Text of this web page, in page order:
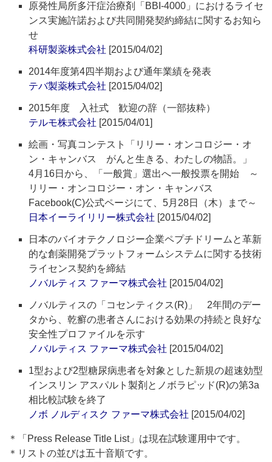
原発性局所多汗症治療剤「BBI-4000」におけるライセ
ンス実施許諾および共同開発契約締結に関するお知ら
せ
科研製薬株式会社 [2015/04/02]
2014年度第4四半期および通年業績を発表
テバ製薬株式会社 [2015/04/02]
2015年度 入社式 歓迎の辞（一部抜粋）
テルモ株式会社 [2015/04/01]
絵画・写真コンテスト「リリー・オンコロジー・オ
ン・キャンバス がんと生きる、わたしの物語。」
4月16日から、「一般賞」選出へ一般投票を開始 ～
リリー・オンコロジー・オン・キャンバス
Facebook(C)公式ページにて、5月28日（木）まで～
日本イーライリリー株式会社 [2015/04/02]
日本のバイオテクノロジー企業ペプチドリームと革新
的な創薬開発プラットフォームシステムに関する技術
ライセンス契約を締結
ノバルティス ファーマ株式会社 [2015/04/02]
ノバルティスの「コセンティクス(R)」 2年間のデー
タから、乾癬の患者さんにおける効果の持続と良好な
安全性プロファイルを示す
ノバルティス ファーマ株式会社 [2015/04/02]
1型および2型糖尿病患者を対象とした新規の超速効型
インスリン アスパルト製剤とノボラピッド(R)の第3a
相比較試験を終了
ノボ ノルディスク ファーマ株式会社 [2015/04/02]
＊「Press Release Title List」は現在試験運用中です。
＊リストの並びは五十音順です。